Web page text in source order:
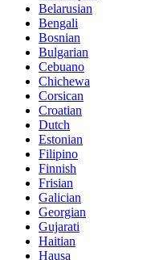
Belarusian
Bengali
Bosnian
Bulgarian
Cebuano
Chichewa
Corsican
Croatian
Dutch
Estonian
Filipino
Finnish
Frisian
Galician
Georgian
Gujarati
Haitian
Hausa